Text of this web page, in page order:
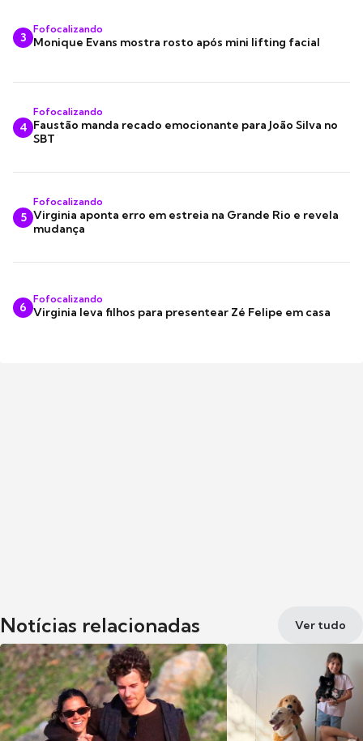
3
Fofocalizando
Monique Evans mostra rosto após mini lifting facial
4
Fofocalizando
Faustão manda recado emocionante para João Silva no
SBT
5
Fofocalizando
Virginia aponta erro em estreia na Grande Rio e revela
mudança
6
Fofocalizando
Virginia leva filhos para presentear Zé Felipe em casa
Notícias relacionadas Ver tudo